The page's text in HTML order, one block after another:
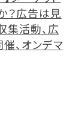
？広告は見
集活動、広
、オンデマ